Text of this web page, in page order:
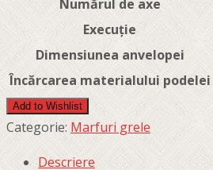
Numărul de axe
Execuție
Dimensiunea anvelopei
Încărcarea materialului podelei
Add to Wishlist
Categorie:Marfuri grele
Descriere